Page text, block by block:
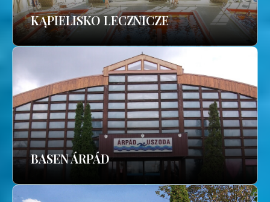
KĄPIELISKO LECZNICZE
BASEN ÁRPÁD